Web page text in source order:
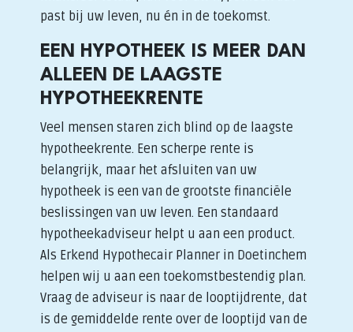
past bij uw leven, nu én in de toekomst.
EEN HYPOTHEEK IS MEER DAN
ALLEEN DE LAAGSTE
HYPOTHEEKRENTE
Veel mensen staren zich blind op de laagste
hypotheekrente. Een scherpe rente is
belangrijk, maar het afsluiten van uw
hypotheek is een van de grootste financiële
beslissingen van uw leven. Een standaard
hypotheekadviseur helpt u aan een product.
Als Erkend Hypothecair Planner in Doetinchem
helpen wij u aan een toekomstbestendig plan.
Vraag de adviseur is naar de looptijdrente, dat
is de gemiddelde rente over de looptijd van de